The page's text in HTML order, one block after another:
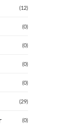
(12)
(0)
(0)
(0)
(0)
(29)
(0)